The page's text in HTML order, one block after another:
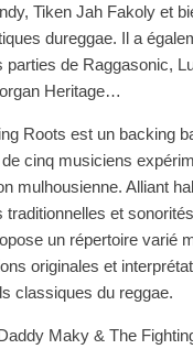
Tiken Jah Fakoly et
dureggae. Il a
parties de Raggasonic,
Heritage…
Roots est un backing
cinq musiciens
mulhousienne. Alliant
traditionnelles et
un répertoire varié
originales et
classiques du reggae.
Maky & The